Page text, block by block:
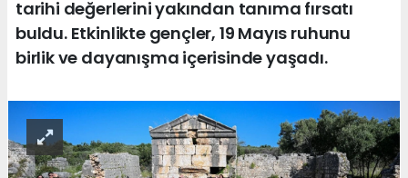
tarihi değerlerini yakından tanıma fırsatı
buldu. Etkinlikte gençler, 19 Mayıs ruhunu
birlik ve dayanışma içerisinde yaşadı.